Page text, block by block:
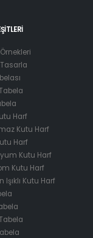
Harf
Kutu Harf
Harf
Kutu Harf
Kutu Harf
Işıklı Kutu Harf